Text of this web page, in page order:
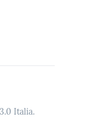
Italia.